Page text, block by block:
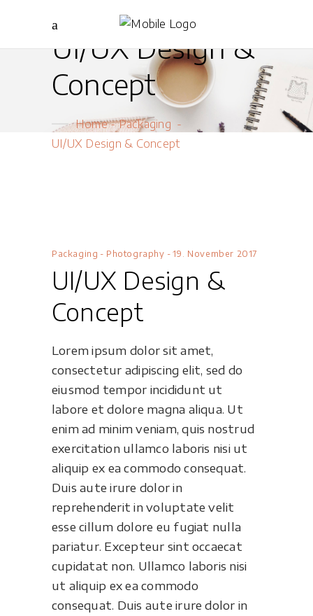
UI/UX Design &
Concept
Home-Packaging -
UI/UX Design & Concept
Packaging - Photography 19. November 2017
UI/UX Design &
Concept
Lorem ipsum dolor sit amet,
consectetur adipiscing elit, sed do
eiusmod tempor incididunt ut
labore et dolore magna aliqua. Ut
enim ad minim veniam, quis nostrud
exercitation ullamco laboris nisi ut
aliquip ex ea commodo consequat.
Duis aute irure dolor in
reprehenderit in voluptate velit
esse cillum dolore eu fugiat nulla
pariatur. Excepteur sint occaecat
cupidatat non. Ullamco laboris nisi
ut aliquip ex ea commodo
consequat. Duis aute irure dolor in